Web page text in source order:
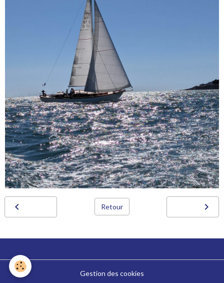
Retour
Gestion des cookies